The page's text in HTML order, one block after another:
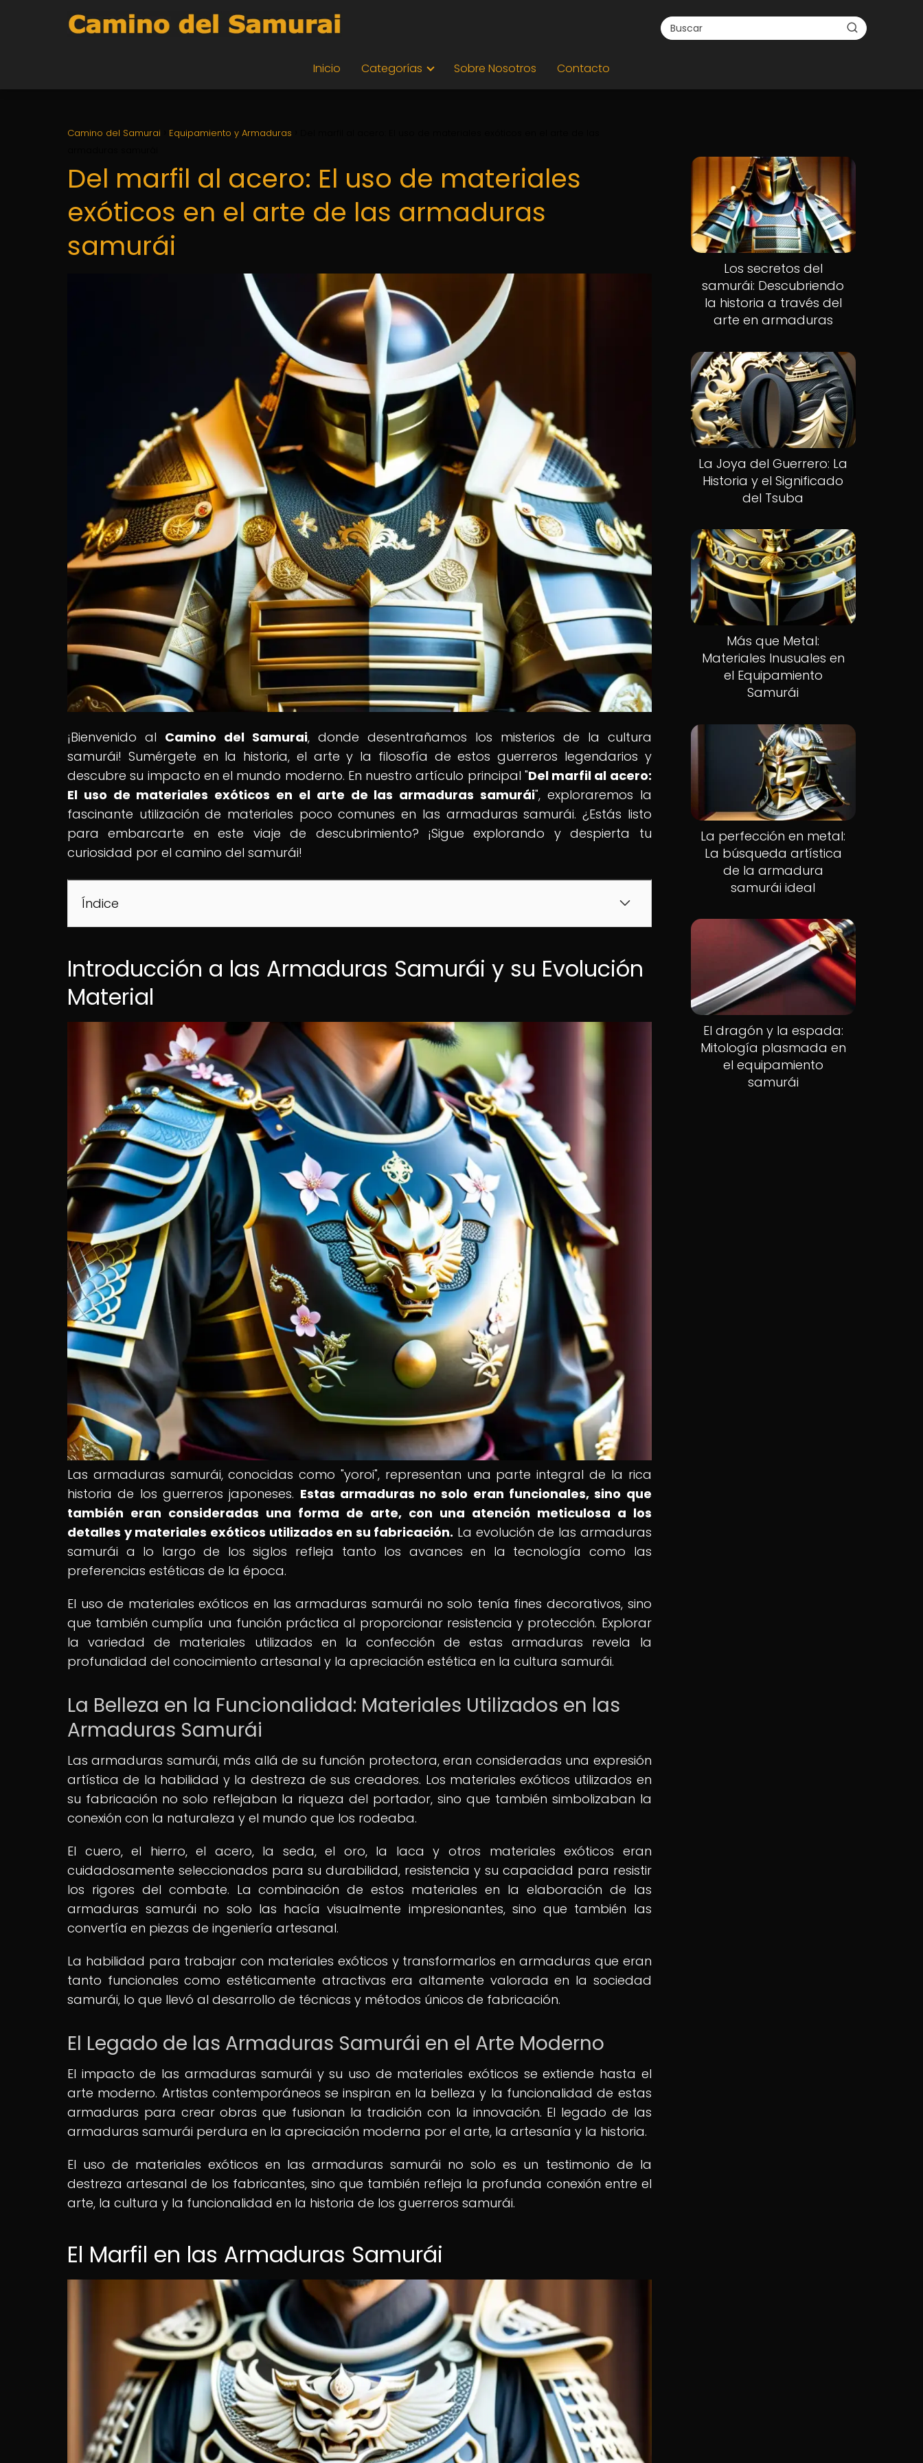
Inicio Categorías Sobre Nosotros Contacto
Camino del Samurai Equipamiento y Armaduras
Del marfil al acero: El uso de materiales
exóticos en el arte de las armaduras
samurái
¡Bienvenido al Camino del Samurai, donde desentrañamos los misterios de la cultura
samurái! Sumérgete en la historia, el arte y la filosofía de estos guerreros legendarios y
descubre su impacto en el mundo moderno. En nuestro artículo principal "Del marfil al acero:
El uso de materiales exóticos en el arte de las armaduras samurái", exploraremos la
fascinante utilización de materiales poco comunes en las armaduras samurái. ¿Estás listo
para embarcarte en este viaje de descubrimiento? ¡Sigue explorando y despierta tu
curiosidad por el camino del samurái!
Índice
Introducción a las Armaduras Samurái y su Evolución
Material
Las armaduras samurái, conocidas como "yoroi", representan una parte integral de la rica
historia de los guerreros japoneses. Estas armaduras no solo eran funcionales, sino que
también eran consideradas una forma de arte, con una atención meticulosa a los
detalles y materiales exóticos utilizados en su fabricación. La evolución de las armaduras
samurái a lo largo de los siglos refleja tanto los avances en la tecnología como las
preferencias estéticas de la época.
El uso de materiales exóticos en las armaduras samurái no solo tenía fines decorativos, sino
que también cumplía una función práctica al proporcionar resistencia y protección. Explorar
la variedad de materiales utilizados en la confección de estas armaduras revela la
profundidad del conocimiento artesanal y la apreciación estética en la cultura samurái.
La Belleza en la Funcionalidad: Materiales Utilizados en las
Armaduras Samurái
Las armaduras samurái, más allá de su función protectora, eran consideradas una expresión
artística de la habilidad y la destreza de sus creadores. Los materiales exóticos utilizados en
su fabricación no solo reflejaban la riqueza del portador, sino que también simbolizaban la
conexión con la naturaleza y el mundo que los rodeaba.
El cuero, el hierro, el acero, la seda, el oro, la laca y otros materiales exóticos eran
cuidadosamente seleccionados para su durabilidad, resistencia y su capacidad para resistir
los rigores del combate. La combinación de estos materiales en la elaboración de las
armaduras samurái no solo las hacía visualmente impresionantes, sino que también las
convertía en piezas de ingeniería artesanal.
La habilidad para trabajar con materiales exóticos y transformarlos en armaduras que eran
tanto funcionales como estéticamente atractivas era altamente valorada en la sociedad
samurái, lo que llevó al desarrollo de técnicas y métodos únicos de fabricación.
El Legado de las Armaduras Samurái en el Arte Moderno
El impacto de las armaduras samurái y su uso de materiales exóticos se extiende hasta el
arte moderno. Artistas contemporáneos se inspiran en la belleza y la funcionalidad de estas
armaduras para crear obras que fusionan la tradición con la innovación. El legado de las
armaduras samurái perdura en la apreciación moderna por el arte, la artesanía y la historia.
El uso de materiales exóticos en las armaduras samurái no solo es un testimonio de la
destreza artesanal de los fabricantes, sino que también refleja la profunda conexión entre el
arte, la cultura y la funcionalidad en la historia de los guerreros samurái.
El Marfil en las Armaduras Samurái
Los secretos del
samurái: Descubriendo
la historia a través del
arte en armaduras
La Joya del Guerrero: La
Historia y el Significado
del Tsuba
Más que Metal:
Materiales Inusuales en
el Equipamiento
Samurái
La perfección en metal:
La búsqueda artística
de la armadura
samurái ideal
El dragón y la espada:
Mitología plasmada en
el equipamiento
samurái